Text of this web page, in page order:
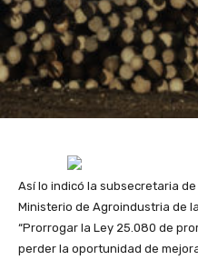
Así lo indicó la subsecretaria
Ministerio de Agroindustria de
“Prorrogar la Ley 25.080 de
perder la oportunidad de